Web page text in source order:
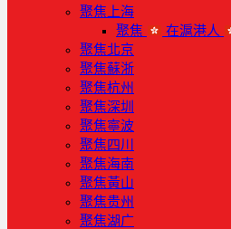
聚焦上海
聚焦
在滬港人
聚焦北京
聚焦蘇浙
聚焦杭州
聚焦深圳
聚焦寧波
聚焦四川
聚焦海南
聚焦黃山
聚焦贵州
聚焦湖广